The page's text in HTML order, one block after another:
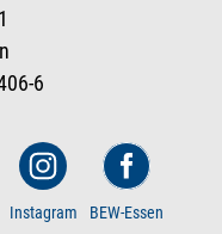
6
Instagram BEW-Essen